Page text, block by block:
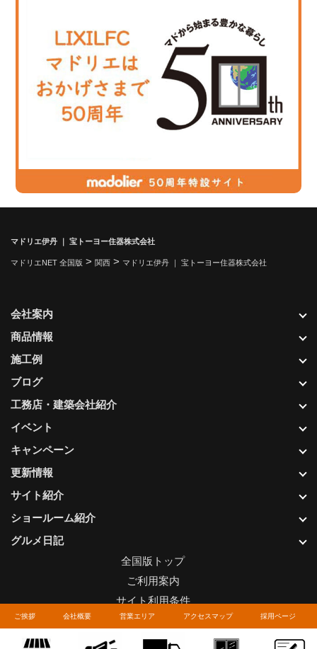
ご挨拶 会社概要 営業エリア アクセスマップ 採用ページ
マドリエ伊丹 ｜ 宝トーヨー住器株式会社
マドリエNET 全国版 > 関西 > マドリエ伊丹 ｜ 宝トーヨー住器株式会社
更新情報
サイト紹介
ショールーム紹介
グルメ日記
会社案内
商品情報
施工例
ブログ
工務店・建築会社紹介
イベント
キャンペーン
全国版トップ
ご利用案内
サイト利用条件
プライバシーポリシー
関連リンク